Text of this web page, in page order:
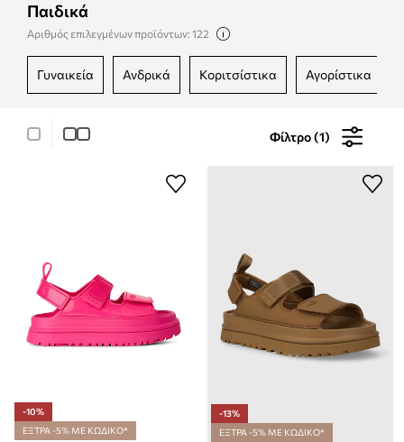
Παιδικά
Αριθμός επιλεγμένων προϊόντων: 122
γυναικεία ανδρικά κοριτσίστικα αγορίστικα
Φίλτρο (1)
-10%
ΕΞΤΡΑ -5% ΜΕ ΚΩΔΙΚΟ*
-13%
ΕΞΤΡΑ -5% ΜΕ ΚΩΔΙΚΟ*